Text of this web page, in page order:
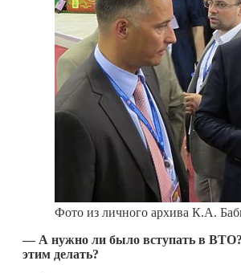
Фото из личного архива К.А.
— А нужно ли было вступать в ВТО?
этим делать?